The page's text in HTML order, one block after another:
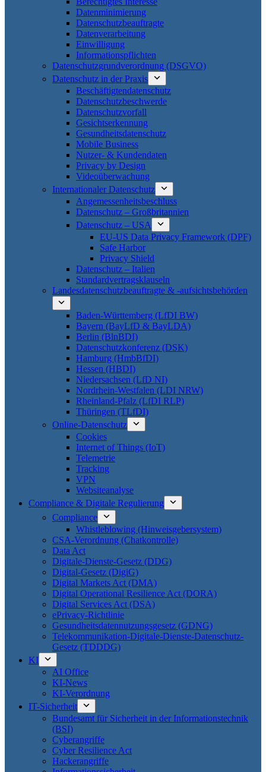
Datenminimierung
Datenschutzbeauftragte
Datenverarbeitung
Einwilligung
Informationspflichten
Datenschutzgrundverordnung (DSGVO)
Datenschutz in der Praxis
Beschäftigtendatenschutz
Datenschutzbeschwerde
Datenschutzvorfall
Gesichtserkennung
Gesundheitsdatenschutz
Mobile Business
Nutzer- & Kundendaten
Privacy by Design
Videoüberwachung
Internationaler Datenschutz
Angemessenheitsbeschluss
Datenschutz – Großbritannien
Datenschutz – USA
EU-US Data Privacy Framework (DPF)
Safe Harbor
Privacy Shield
Datenschutz – Italien
Standardvertragsklauseln
Landesdatenschutzbeauftragte & -aufsichtsbehörden
Baden-Württemberg (LfDI BW)
Bayern (BayLfD & BayLDA)
Berlin (BlnBDI)
Datenschutzkonferenz (DSK)
Hamburg (HmbBfDI)
Hessen (HBDI)
Niedersachsen (LfD NI)
Nordrhein-Westfalen (LDI NRW)
Rheinland-Pfalz (LfDI RLP)
Thüringen (TLfDI)
Online-Datenschutz
Cookies
Internet of Things (IoT)
Telemetrie
Tracking
VPN
Websiteanalyse
Compliance & Digitale Regulierung
Compliance
Whistleblowing (Hinweisgebersystem)
CSA-Verordnung (Chatkontrolle)
Data Act
Digitale-Dienste-Gesetz (DDG)
Digital-Gesetz (DigiG)
Digital Markets Act (DMA)
Digital Operational Resilience Act (DORA)
Digital Services Act (DSA)
ePrivacy-Richtlinie
Gesundheitsdatennutzungsgesetz (GDNG)
Telekommunikation-Digitale-Dienste-Datenschutz-
Gesetz (TDDDG)
KI
AI Office
KI-News
KI-Verordnung
IT-Sicherheit
Bundesamt für Sicherheit in der Informationstechnik
(BSI)
Cyberangriffe
Cyber Resilience Act
Hackerangriffe